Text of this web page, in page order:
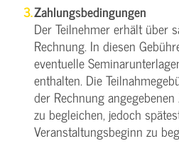
Zahlungsbedingungen
Der Teilnehmer erhält über
Rechnung. In diesen
eventuelle
enthalten. Die
der Rechnung
zu begleichen, jedoch
Veranstaltungsbeginn zu